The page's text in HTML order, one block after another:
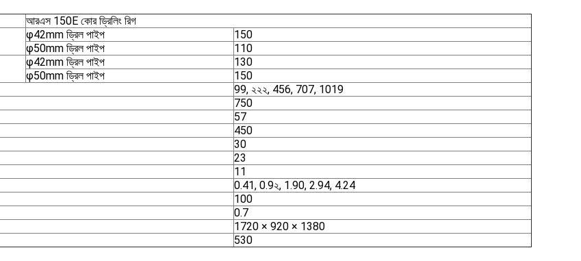
আরএস 150E কোর ড্রিলিং রিগ
φ42mm ড্রিল পাইপ
150
φ50mm ড্রিল পাইপ
110
φ42mm ড্রিল পাইপ
130
φ50mm ড্রিল পাইপ
150
99, ২২২, 456, 707, 1019
750
57
450
30
23
11
0.41, 0.9২, 1.90, 2.94, 4.24
100
0.7
1720 × 920 × 1380
530